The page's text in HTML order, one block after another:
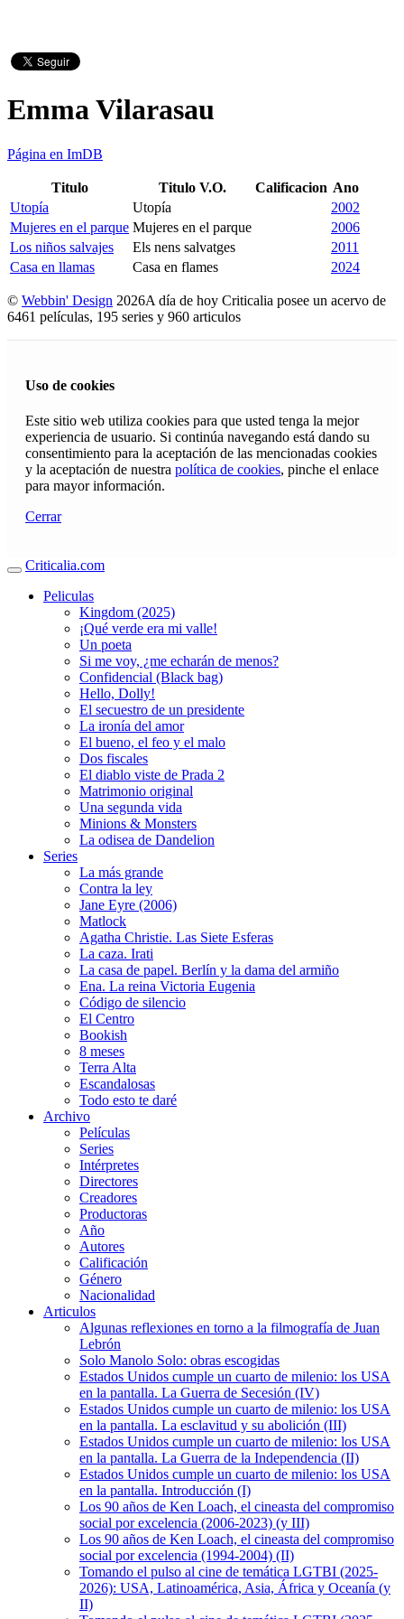
Emma Vilarasau
Página en ImDB
Titulo Titulo V.O. Calificacion Ano
Utopía
Utopía
2002
Mujeres en el parque Mujeres en el parque
2006
Los niños salvajes
Els nens salvatges
2011
Casa en llamas
Casa en flames 2024
© Webbin' Design 2026A día de hoy Criticalia posee un acervo de
6461 películas, 195 series y 960 articulos
Uso de cookies
Este sitio web utiliza cookies para que usted tenga la mejor
experiencia de usuario. Si continúa navegando está dando su
consentimiento para la aceptación de las mencionadas cookies
y la aceptación de nuestra política de cookies, pinche el enlace
para mayor información.
Cerrar
Criticalia.com
Peliculas
Kingdom (2025)
¡Qué verde era mi valle!
Un poeta
Si me voy, ¿me echarán de menos?
Confidencial (Black bag)
Hello, Dolly!
El secuestro de un presidente
La ironía del amor
El bueno, el feo y el malo
Dos fiscales
El diablo viste de Prada 2
Matrimonio original
Una segunda vida
Minions & Monsters
La odisea de Dandelion
Series
La más grande
Contra la ley
Jane Eyre (2006)
Matlock
Agatha Christie. Las Siete Esferas
La caza. Irati
La casa de papel. Berlín y la dama del armiño
Ena. La reina Victoria Eugenia
Código de silencio
El Centro
Bookish
8 meses
Terra Alta
Escandalosas
Todo esto te daré
Archivo
Películas
Series
Intérpretes
Directores
Creadores
Productoras
Año
Autores
Calificación
Género
Nacionalidad
Articulos
Algunas reflexiones en torno a la filmografía de Juan
Lebrón
Solo Manolo Solo: obras escogidas
Estados Unidos cumple un cuarto de milenio: los USA
en la pantalla. La Guerra de Secesión (IV)
Estados Unidos cumple un cuarto de milenio: los USA
en la pantalla. La esclavitud y su abolición (III)
Estados Unidos cumple un cuarto de milenio: los USA
en la pantalla. La Guerra de la Independencia (II)
Estados Unidos cumple un cuarto de milenio: los USA
en la pantalla. Introducción (I)
Los 90 años de Ken Loach, el cineasta del compromiso
social por excelencia (2006-2023) (y III)
Los 90 años de Ken Loach, el cineasta del compromiso
social por excelencia (1994-2004) (II)
Tomando el pulso al cine de temática LGTBI (2025-
2026): USA, Latinoamérica, Asia, África y Oceanía (y
II)